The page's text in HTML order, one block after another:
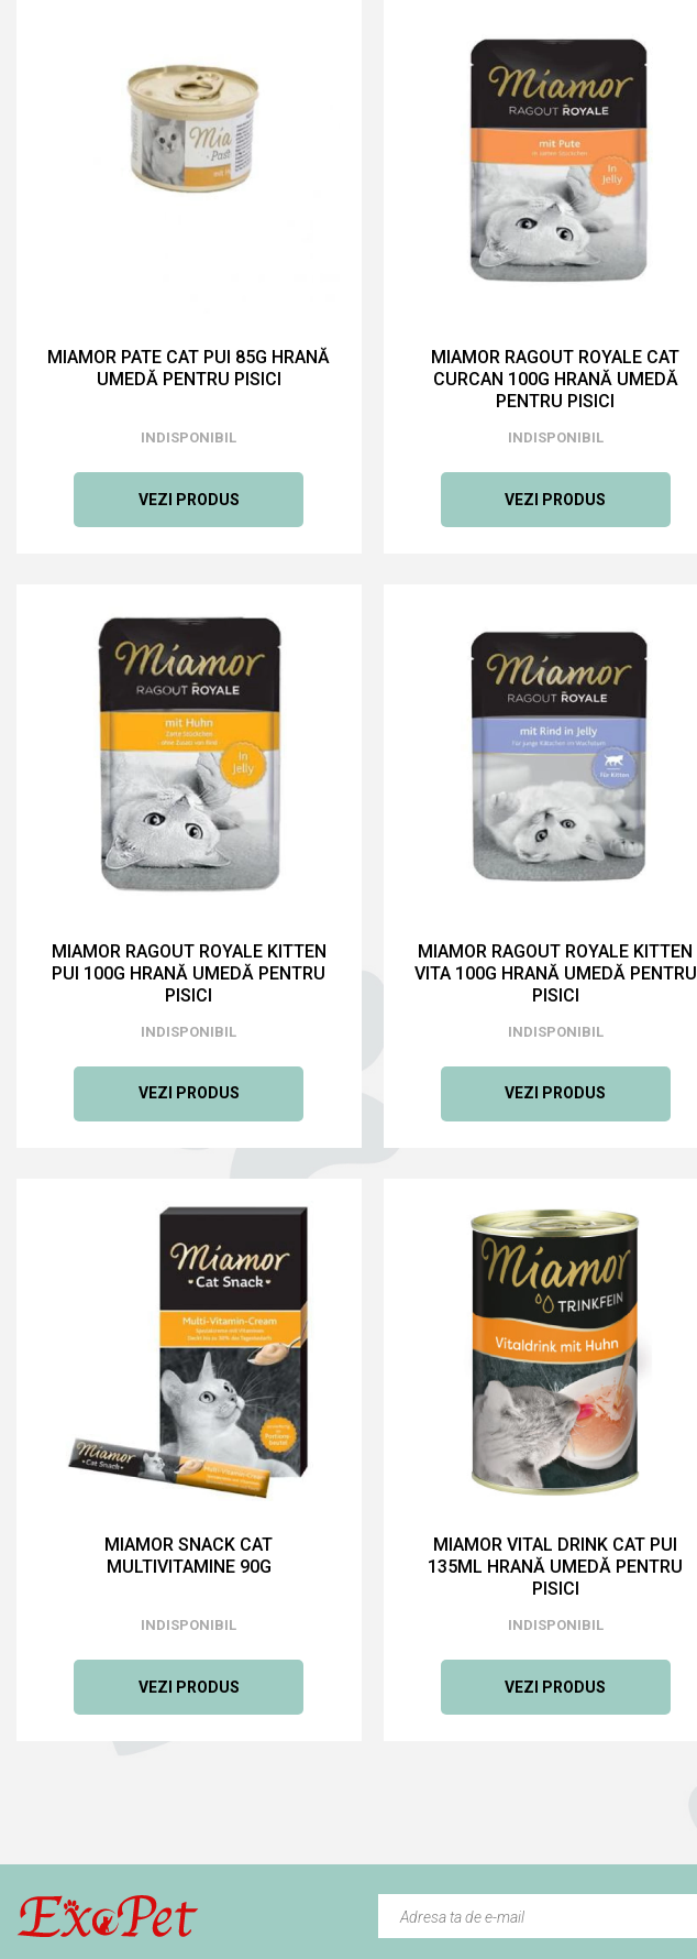
MIAMOR PATE CAT PUI 85G HRANĂ
UMEDĂ PENTRU PISICI
INDISPONIBIL
VEZI PRODUS
MIAMOR RAGOUT ROYALE CAT
CURCAN 100G HRANĂ UMEDĂ
PENTRU PISICI
INDISPONIBIL
VEZI PRODUS
MIAMOR RAGOUT ROYALE KITTEN
PUI 100G HRANĂ UMEDĂ PENTRU
PISICI
INDISPONIBIL
VEZI PRODUS
MIAMOR RAGOUT ROYALE KITTEN
VITA 100G HRANĂ UMEDĂ PENTRU
PISICI
INDISPONIBIL
VEZI PRODUS
MIAMOR SNACK CAT
MULTIVITAMINE 90G
INDISPONIBIL
VEZI PRODUS
MIAMOR VITAL DRINK CAT PUI
135ML HRANĂ UMEDĂ PENTRU
PISICI
INDISPONIBIL
VEZI PRODUS